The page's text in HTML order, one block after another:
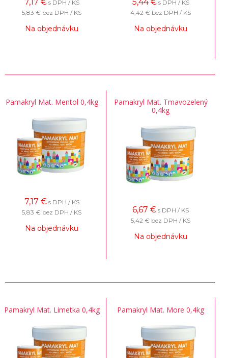
s DPH / KS
5,83 € bez DPH / KS
Na objednávku
s DPH / KS
4,42 € bez DPH / KS
Na objednávku
Pamakryl Mat. Mentol 0,4kg
7,17 € s DPH / KS
5,83 € bez DPH / KS
Na objednávku
Pamakryl Mat. Tmavozelený
0,4kg
6,67 € s DPH / KS
5,42 € bez DPH / KS
Na objednávku
Pamakryl Mat. Limetka 0,4kg Pamakryl Mat. More 0,4kg